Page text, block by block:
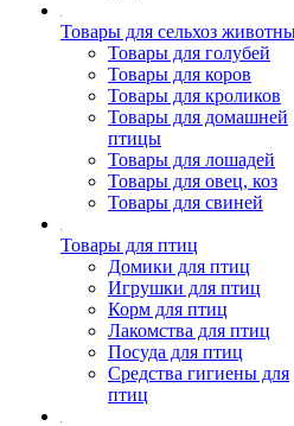
Товары для сельхоз
Товары для голубей
Товары для коров
Товары для кроликов
Товары для домашней
птицы
Товары для лошадей
Товары для овец, коз
Товары для свиней
Товары для птиц
Домики для птиц
Игрушки для птиц
Корм для птиц
Лакомства для птиц
Посуда для птиц
Средства гигиены для
птиц